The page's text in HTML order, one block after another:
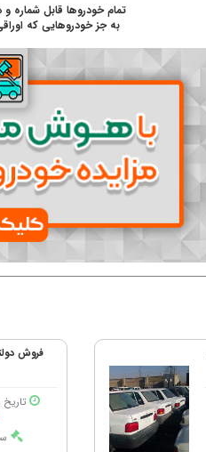
تمام خودروها قابل شماره
به جز خودروهایی که
فروش
تاریخ